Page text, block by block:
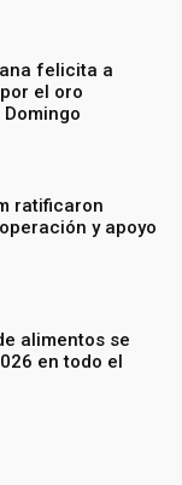
felicita a
el oro
ratificaron
y apoyo
alimentos se
en todo el